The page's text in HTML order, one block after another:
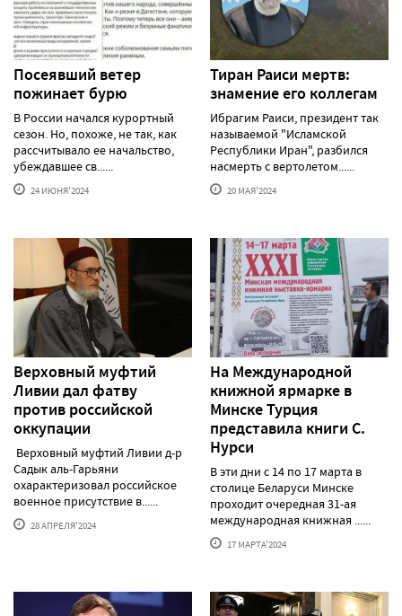
Посеявший ветер
пожинает бурю
В России начался курортный
сезон. Но, похоже, не так, как
рассчитывало ее начальство,
убеждавшее св......
24 ИЮНЯ'2024
Тиран Раиси мертв:
знамение его коллегам
Ибрагим Раиси, президент так
называемой "Исламской
Республики Иран", разбился
насмерть с вертолетом......
20 МАЯ'2024
Верховный муфтий
Ливии дал фатву
против российской
оккупации
Верховный муфтий Ливии д-р
Садык аль-Гарьяни
охарактеризовал российское
военное присутствие в......
28 АПРЕЛЯ'2024
На Международной
книжной ярмарке в
Минске Турция
представила книги С.
Нурси
В эти дни с 14 по 17 марта в
столице Беларуси Минске
проходит очередная 31-ая
международная книжная ......
17 МАРТА'2024